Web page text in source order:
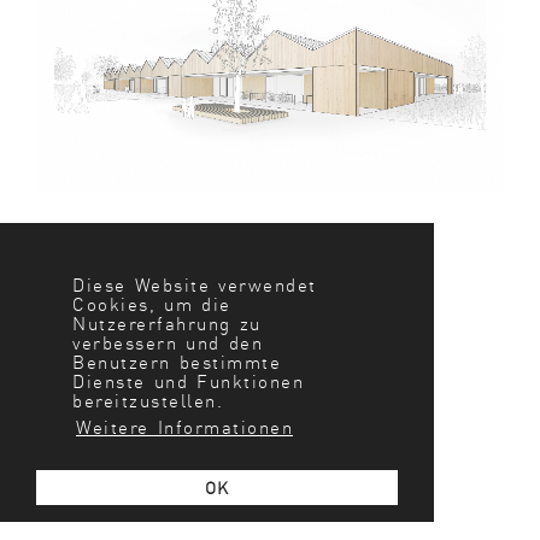
Diese Website verwendet
Cookies, um die
Nutzererfahrung zu
verbessern und den
Benutzern bestimmte
Dienste und Funktionen
bereitzustellen.
Weitere Informationen
OK
KINDERHAUS